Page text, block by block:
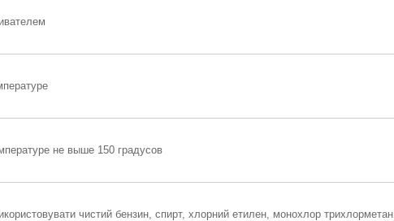
не выше 150 градусов
чистий бензин, спирт, хлорний етилен, монохлор трихлорметан.